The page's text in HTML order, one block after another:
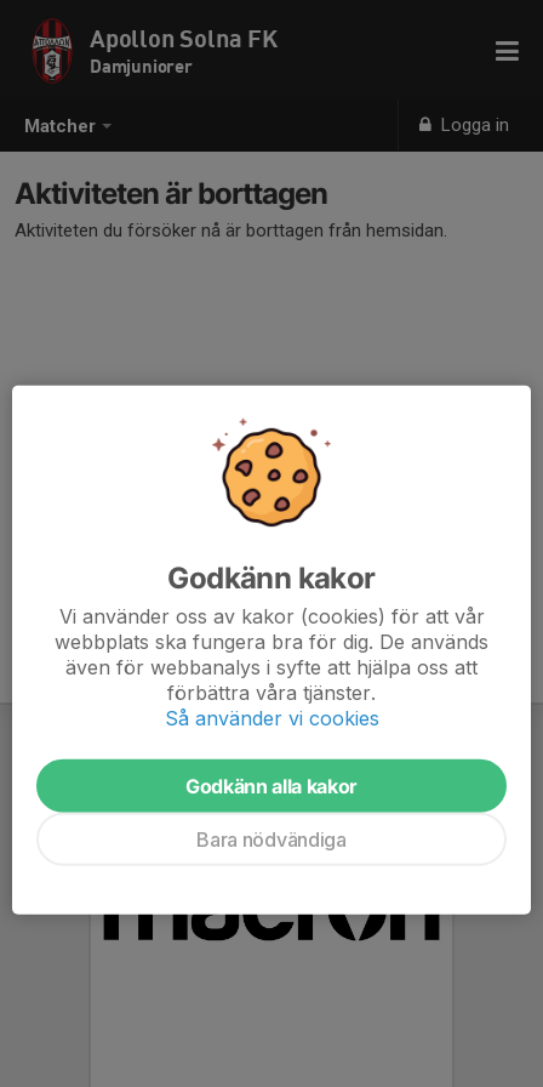
Matcher Logga in
Apollon Solna FK
Damjuniorer
Aktiviteten är borttagen
Aktiviteten du försöker nå är borttagen från hemsidan.
Godkänn kakor
Vi använder oss av kakor (cookies) för att vår
webbplats ska fungera bra för dig. De används
även för webbanalys i syfte att hjälpa oss att
förbättra våra tjänster.
Så använder vi cookies
Godkänn alla kakor
Bara nödvändiga